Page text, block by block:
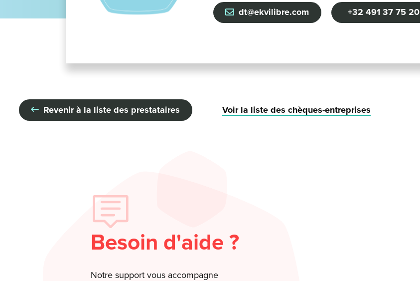
dt@ekvilibre.com +32 491 37 75 20
Revenir à la liste des prestataires Voir la liste des chèques-entreprises
Besoin d'aide ?
Notre support vous accompagne